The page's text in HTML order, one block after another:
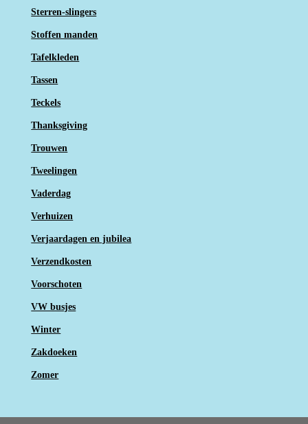
Sterren-slingers
Stoffen manden
Tafelkleden
Tassen
Teckels
Thanksgiving
Trouwen
Tweelingen
Vaderdag
Verhuizen
Verjaardagen en jubilea
Verzendkosten
Voorschoten
VW busjes
Winter
Zakdoeken
Zomer